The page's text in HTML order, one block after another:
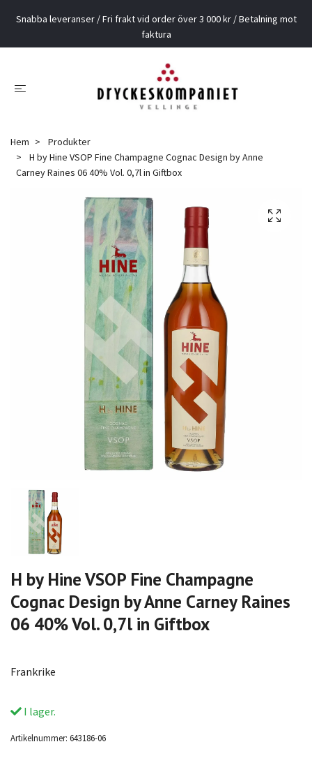
Snabba leveranser / Fri frakt vid order över 3 000 kr / Betalning mot
faktura
Hem
Produkter
H by Hine VSOP Fine Champagne Cognac Design by Anne
Carney Raines 06 40% Vol. 0,7l in Giftbox
H by Hine VSOP Fine Champagne
Cognac Design by Anne Carney Raines
06 40% Vol. 0,7l in Giftbox
Frankrike
I lager.
Artikelnummer: 643186-06